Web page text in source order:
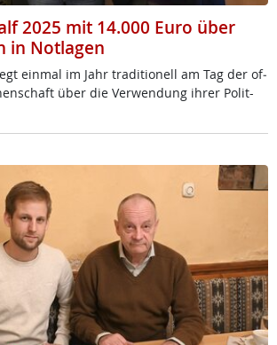
2025 mit 14.000 Euro über
in Notlagen
ein­mal im Jahr tra­di­tio­nell am Tag der of­
über die Ver­wen­dung ih­rer Po­lit-